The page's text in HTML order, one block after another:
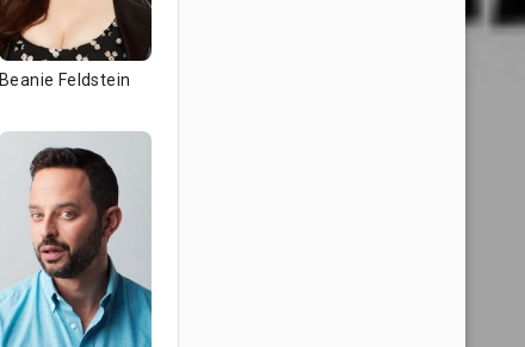
Beanie Feldstein